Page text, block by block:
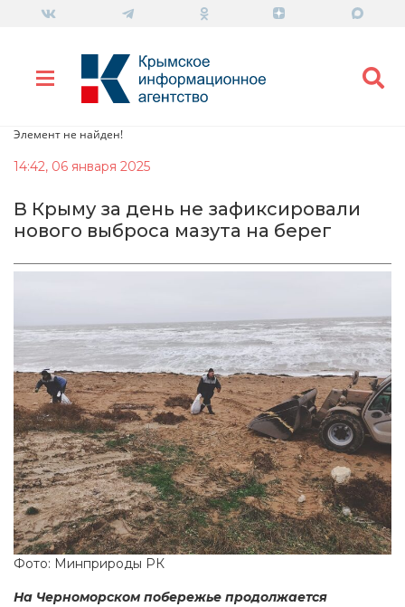
Элемент не найден!
14:42, 06 января 2025
В Крыму за день не зафиксировали
нового выброса мазута на берег
Фото: Минприроды РК
На Черноморском побережье продолжается